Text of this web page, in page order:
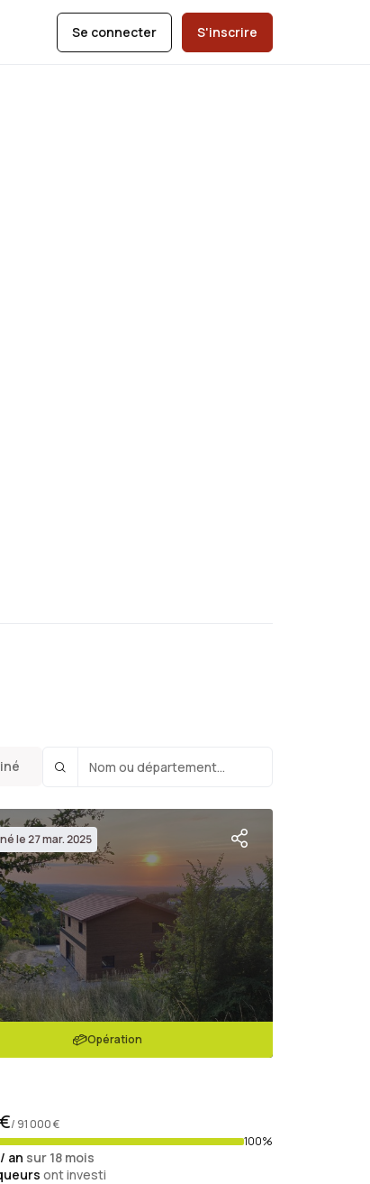
Se connecter S'inscrire
le 27 mar. 2025
Opération
/ 91 000 €
100%
an sur 18 mois
ont investi